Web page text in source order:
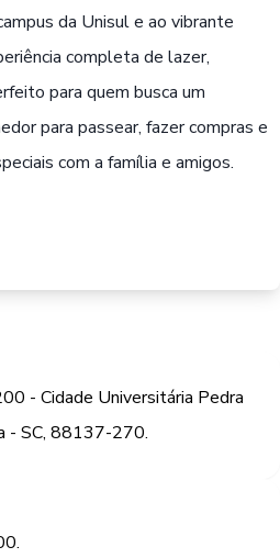
da Unisul e ao vibrante
completa de lazer,
para quem busca um
para passear, fazer compras e
com a família e amigos.
- Cidade Universitária Pedra
- SC, 88137-270.